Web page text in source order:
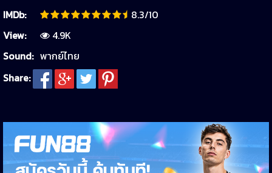
IMDb:
8.3/10
View:
4.9K
Sound: พากย์ไทย
Share: